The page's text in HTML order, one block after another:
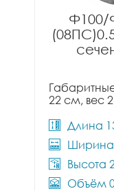
Ф100/
22 см, вес
Длина
Высота
Объём